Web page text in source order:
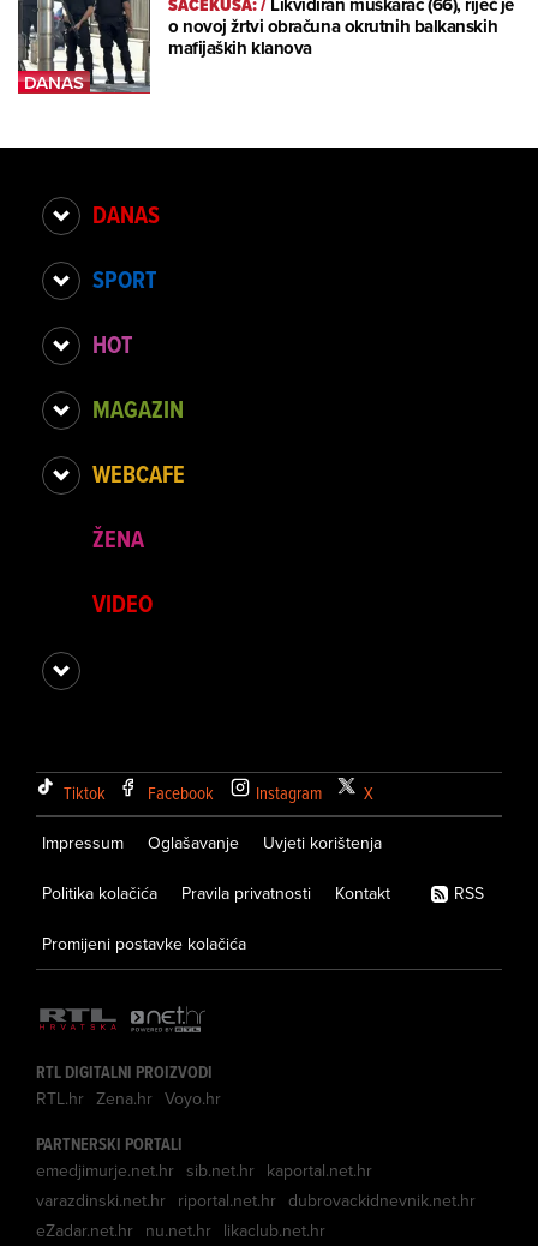
o novoj žrtvi obračuna okrutnih balkanskih
mafijaških klanova
DANAS
SPORT
HOT
MAGAZIN
WEBCAFE
ŽENA
VIDEO
Tiktok Facebook Instagram X
Impressum Oglašavanje Uvjeti korištenja
Politika kolačića Pravila privatnosti Kontakt
Promijeni postavke kolačića
RSS
RTL DIGITALNI PROIZVODI
RTL.hr Zena.hr Voyo.hr
PARTNERSKI PORTALI
emedjimurje.net.hr sib.net.hr kaportal.net.hr
varazdinski.net.hr riportal.net.hr dubrovackidnevnik.net.hr
eZadar.net.hr nu.net.hr likaclub.net.hr